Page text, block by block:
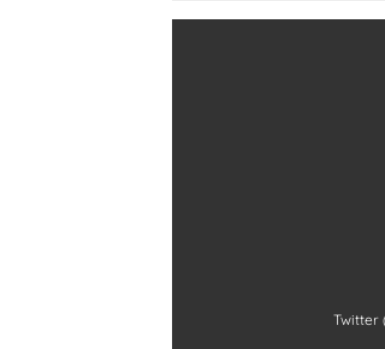
Twitter